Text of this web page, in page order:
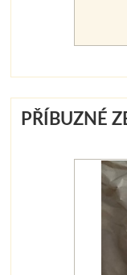
PŘÍBUZNÉ